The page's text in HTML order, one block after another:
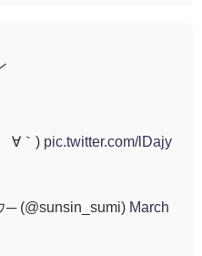
｀) pic.twitter.com/lDajy
(@sunsin_sumi) March